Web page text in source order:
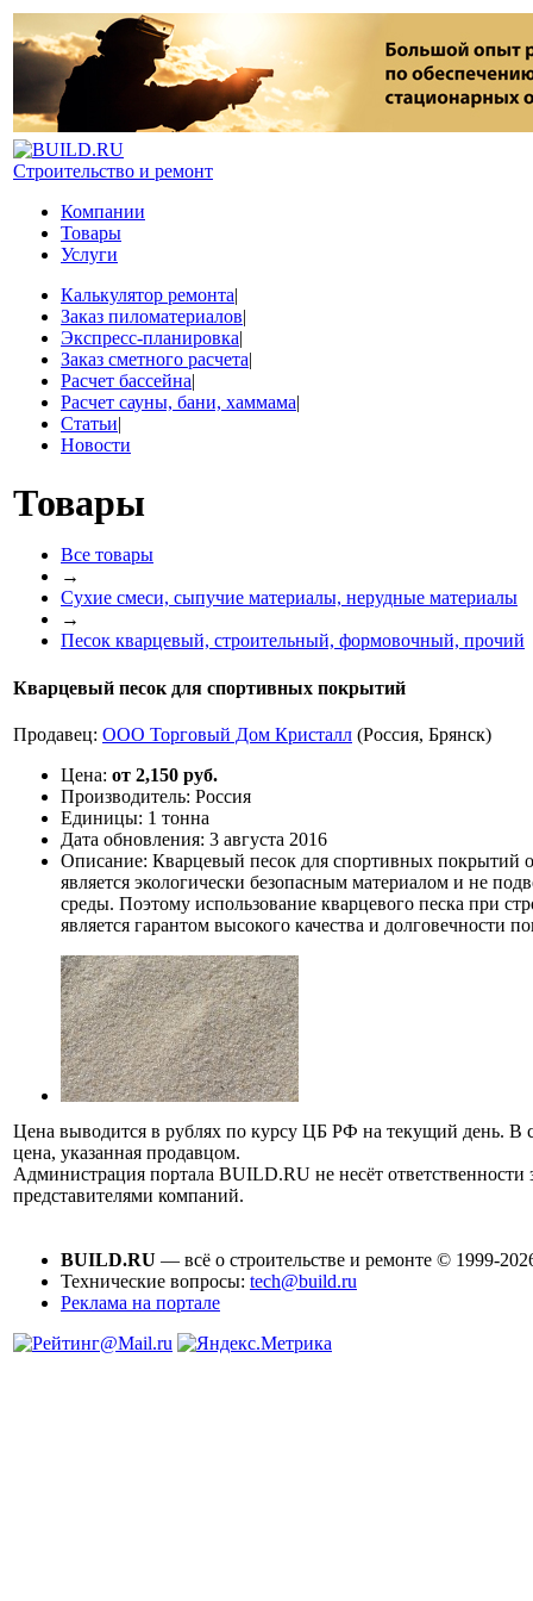
Строительство и ремонт
Компании
Товары
Услуги
Калькулятор ремонта|
Заказ пиломатериалов|
Экспресс-планировка|
Заказ сметного расчета|
Расчет бассейна|
Расчет сауны, бани, хаммама|
Статьи|
Новости
Товары
Все товары
→
Сухие смеси, сыпучие материалы, нерудные материалы
→
Песок кварцевый, строительный, формовочный, прочий
Кварцевый песок для спортивных покрытий
Продавец: ООО Торговый Дом Кристалл (Россия, Брянск)
Цена: от 2,150 руб.
Производитель: Россия
Единицы: 1 тонна
Дата обновления: 3 августа 2016
Описание: Кварцевый песок для спортивных покрытий
является экологически безопасным материалом и не
среды. Поэтому использование кварцевого песка при
является гарантом высокого качества и долговечности
Цена выводится в рублях по курсу ЦБ РФ на текущий день. В
цена, указанная продавцом.
Администрация портала BUILD.RU не несёт
представителями компаний.
BUILD.RU — всё о строительстве и ремонте © 1999-
Технические вопросы: tech@build.ru
Реклама на портале